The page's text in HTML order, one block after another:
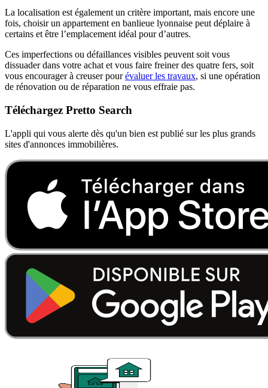
La localisation est également un critère important, mais encore une
fois, choisir un appartement en banlieue lyonnaise peut déplaire à
certains et être l’emplacement idéal pour d’autres.
Ces imperfections ou défaillances visibles peuvent soit vous
dissuader dans votre achat et vous faire freiner des quatre fers, soit
vous encourager à creuser pourévaluer les travaux, si une opération
de rénovation ou de réparation ne vous effraie pas.
Téléchargez Pretto Search
L'appli qui vous alerte dès qu'un bien est publié sur les plus grands
sites d'annonces immobilières.